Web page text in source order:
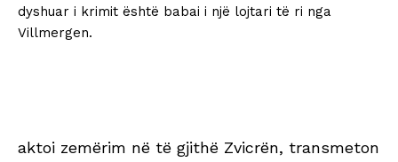
dyshuar i krimit është babai i një lojtari të ri nga
Villmergen.
aktoi zemërim në të gjithë Zvicrën, transmeton